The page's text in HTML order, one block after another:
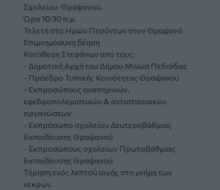
Σχολείου Θραψανού.
Ώρα 10:30 π.μ.
Τελετή στο Ηρώο Πεσόντων στον Θραψανό
Επιμνημόσυνη δέηση
Κατάθεση Στεφάνων από τους:
- Δημοτική Αρχή του Δήμου Μινώα Πεδιάδας
- Πρόεδρο Τοπικής Κοινότητας Θραψανού
- Εκπροσώπους αναπηρικών,
εφεδροπολεμιστικών & αντιστασιακών
οργανώσεων
- Εκπρόσωπο σχολείου Δευτεροβάθμιας
Εκπαίδευσης Θραψανού
- Εκπροσώπους σχολείων Πρωτοβάθμιας
Εκπαίδευσης Θραψανού
Τήρηση ενός λεπτού σιγής στη μνήμη των
νεκρών.